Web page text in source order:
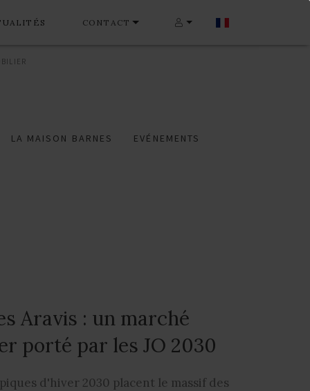
CONTACT
LA MAISON BARNES
EVÉNEMENTS
Aravis : un marché
porté par les JO 2030
d'hiver 2030 placent le massif des